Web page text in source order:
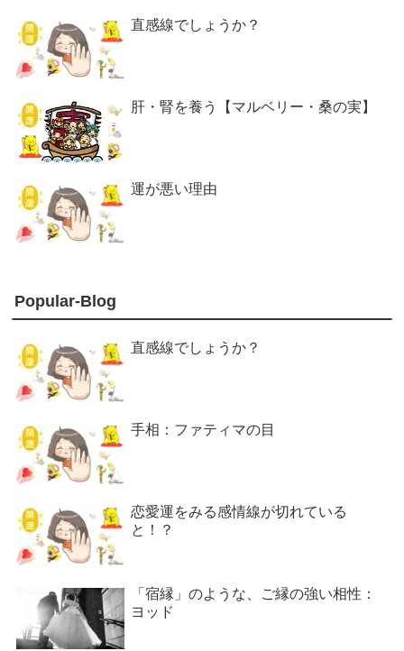
直感線でしょうか？
肝・腎を養う【マルベリー・桑の実】
運が悪い理由
Popular-Blog
直感線でしょうか？
手相：ファティマの目
恋愛運をみる感情線が切れている
と！？
「宿縁」のような、ご縁の強い相性：
ヨッド